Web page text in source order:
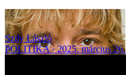
Szily László
POLITIKA
2025. március